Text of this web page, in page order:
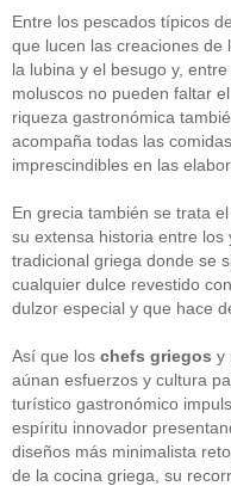
CATEGORÍAS
Entre los pescados típicos
que lucen las creaciones de
la lubina y el besugo y,
moluscos no pueden faltar
riqueza gastronómica
acompaña todas las
imprescindibles en las
En grecia también se trata
su extensa historia entre
tradicional griega donde se
cualquier dulce revestido
dulzor especial y que hace
Así que los chefs griegos y
aúnan esfuerzos y cultura
turístico gastronómico
espíritu innovador
diseños más minimalista
de la cocina griega, su